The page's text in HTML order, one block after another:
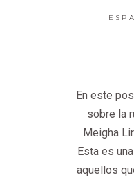
En este
sobre la
Meigha
Esta es
aquellos